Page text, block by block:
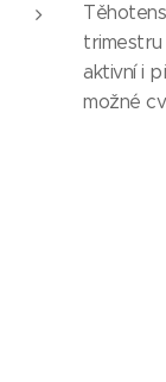
trimestru
aktivní i
možné